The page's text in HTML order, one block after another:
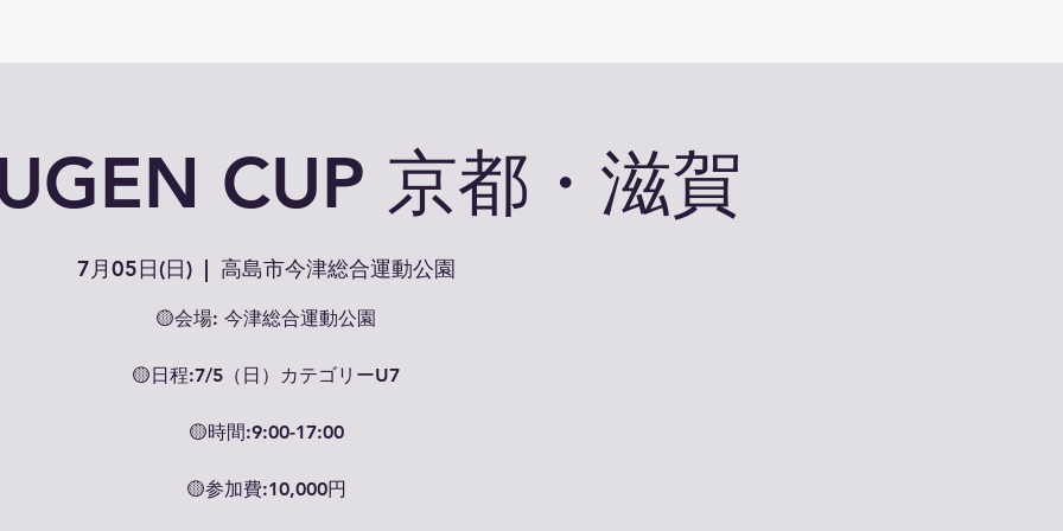
CUP 京都・滋賀
7月05日(日)
  |
高島市今津総合運動公園
🟡会場: 今津総合運動公園
🟡日程:7/5（日）カテゴリーU7
🟡時間:9:00-17:00
🟡参加費:10,000円